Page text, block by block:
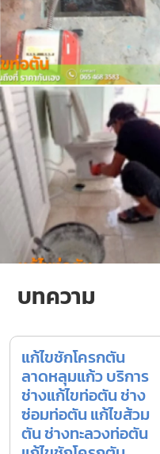
บทความ
แก้ไขชักโครกตัน
ลาดหลุมแก้ว บริการ
ช่างแก้ไขท่อตัน ช่าง
ซ่อมท่อตัน แก้ไขส้วม
ตัน ช่างทะลวงท่อตัน